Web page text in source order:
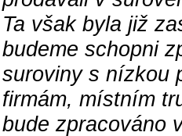
Ta však byla již
budeme schopni
suroviny s nízkou
firmám, místním
bude zpracováno